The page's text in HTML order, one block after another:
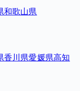
和歌山県
香川県愛媛県高知